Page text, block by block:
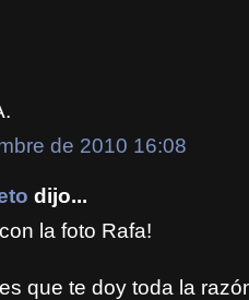
de 2010 16:08
dijo...
la foto Rafa!
que te doy toda la